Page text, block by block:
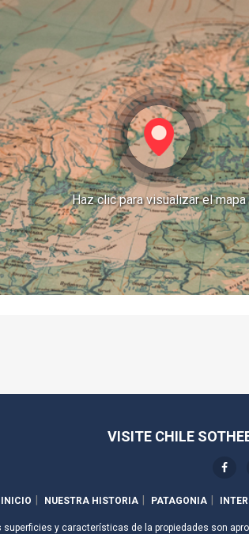
Haz clic para visualizar el mapa
VISITE CHILE
INICIO NUESTRA HISTORIA PATAGONIA
superficies y características de la propiedades son